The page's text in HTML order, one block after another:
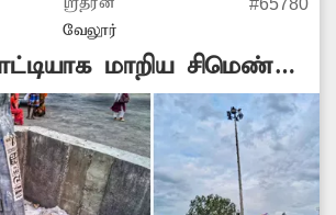
வேலூர்
மாறிய சிமெண்டு